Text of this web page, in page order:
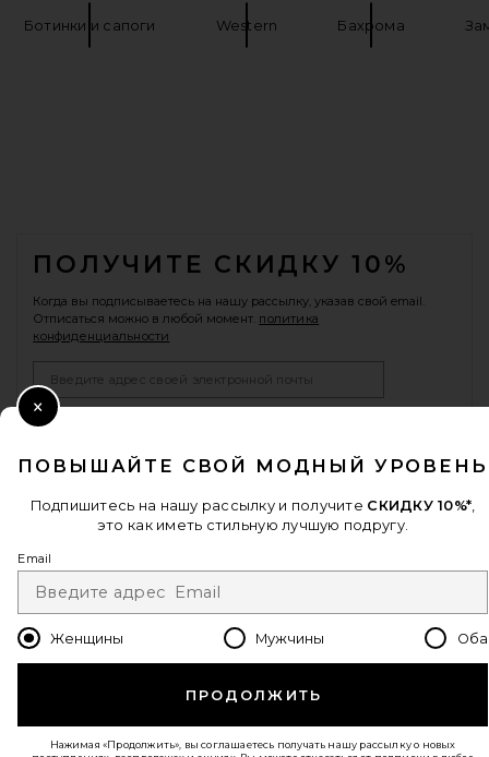
Ботинки и сапоги Western Бахрома
ПОЛУЧИТЕ СКИДКУ 10%
Когда вы подписываетесь на нашу рассылку, указав свой email.
Отписаться можно в любой момент. политика
конфиденциальности
Change Country Regions Preferences
ru USD
ПОМОГИТЕ НАМ СТАТЬ ЛУЧШЕ!
Пройти краткий опрос о сегодняшнем визите.Вперед!
ПОВЫШАЙТЕ СВОЙ МОДНЫЙ УРОВЕНЬ
Подпишитесь на нашу рассылку и получите СКИДКУ 10%*
это как иметь стильную лучшую подругу.
Email
Женщины Мужчины Оба
ПРОДОЛЖИТЬ
Нажимая «Продолжить», вы соглашаетесь получать нашу рассылку о новых
Close Modal